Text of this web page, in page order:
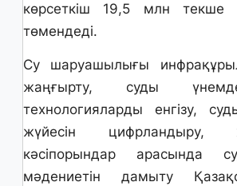
көрсеткіш 19,5 млн текше
төмендеді.
Су шаруашылығы
жаңғырту, суды
технологияларды енгізу,
жүйесін
кәсіпорындар арасында
мәдениетін дамыту